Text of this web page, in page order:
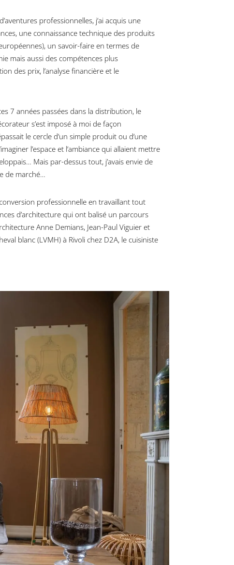
professionnelles, j’ai acquis une
une connaissance technique des produits
un savoir-faire en termes de
mais aussi des compétences plus
des prix, l’analyse financière et le
7 années passées dans la distribution, le
s’est imposé à moi de façon
le cercle d’un simple produit ou d’une
l’espace et l’ambiance qui allaient mettre
Mais par-dessus tout, j’avais envie de
de marché…
professionnelle en travaillant tout
d’architecture qui ont balisé un parcours
Anne Demians, Jean-Paul Viguier et
blanc (LVMH) à Rivoli chez D2A, le cuisiniste